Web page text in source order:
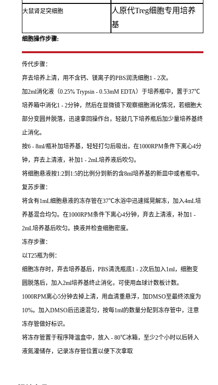
大鼠肾足突细胞
人原代Treg细胞专用培养
基
细胞操作步骤:
传代步骤：
弃去培养上清，用不含钙、镁离子的PBS润洗细胞1 - 2次。
加2ml消化液（0.25% Trypsin - 0.53mM EDTA）于培养瓶中，置于37℃
培养箱中消化1 - 2分钟，然后在显微镜下观察细胞消化情况，若细胞大
部分变圆并脱落，迅速拿回操作台，轻敲几下培养瓶后加少量培养基终
止消化。
按6 - 8ml/瓶补加培养基，轻轻打匀后吸出，在1000RPM条件下离心4分
钟，弃去上清液，补加1 - 2mL培养液后吹匀。
将细胞悬液按1:2到1:5的比例分到新的含8ml培养基的新皿中或者瓶中。
复苏步骤：
将含有1mL细胞悬液的冻存管在37℃水浴中迅速摇晃解冻，加入4mL培
养基混合均匀。在1000RPM条件下离心4分钟，弃去上清液，补加1 -
2mL培养基后吹匀。换液并检查细胞密度。
冻存步骤：
以T25瓶为例：
细胞冻存时，弃去培养基后，PBS清洗瓶底1 - 2次后加入1ml，细胞变
圆脱落后，加入2ml培养基终止消化，可使用血球计数板计数。
1000RPM离心5分钟去掉上清，用血清重悬浮，加DMSO至最终浓度为
10%。加入DMSO后迅速混匀，按每1ml的数量分配到冻存管中，注意
冻存管做好标识。
将冻存管置于程序降温盒中，放入 - 80℃冰箱，至少2个小时以后转入
液氮灌储存，记录冻存管位置以便下次拿取